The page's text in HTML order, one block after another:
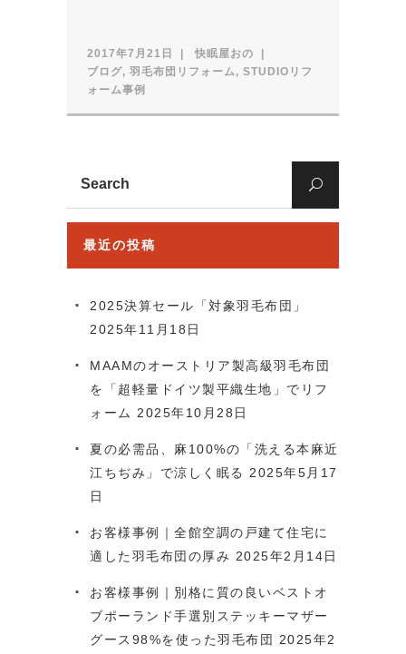
2017年7月21日
快眠屋おの
ブログ, 羽毛布団リフォーム, STUDIOリフ
ォーム事例
最近の投稿
2025決算セール「対象羽毛布団」
2025年11月18日
MAAMのオーストリア製高級羽毛布団
を「超軽量ドイツ製平織生地」でリフ
ォーム
2025年10月28日
夏の必需品、麻100%の「洗える本麻近
江ちぢみ」で涼しく眠る
2025年5月17
日
お客様事例｜全館空調の戸建て住宅に
適した羽毛布団の厚み 2025年2月14日
お客様事例｜別格に質の良いベストオ
ブポーランド手選別ステッキーマザー
グース98%を使った羽毛布団
2025年2